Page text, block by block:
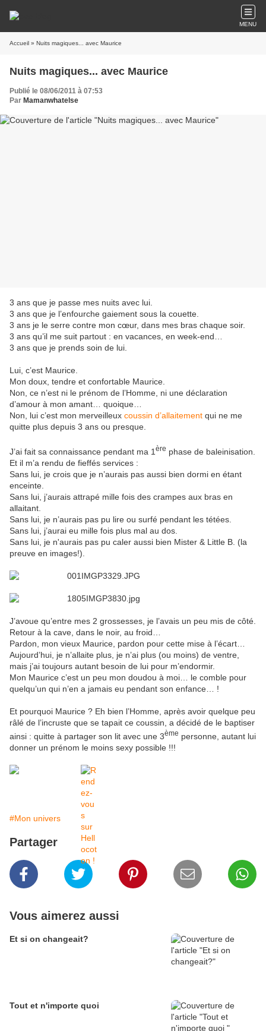
MENU
Accueil » Nuits magiques... avec Maurice
Nuits magiques... avec Maurice
Publié le 08/06/2011 à 07:53
Par Mamanwhatelse
3 ans que je passe mes nuits avec lui.
3 ans que je l’enfourche gaiement sous la couette.
3 ans je le serre contre mon cœur, dans mes bras chaque soir.
3 ans qu’il me suit partout : en vacances, en week-end…
3 ans que je prends soin de lui.
Lui, c’est Maurice.
Mon doux, tendre et confortable Maurice.
Non, ce n’est ni le prénom de l’Homme, ni une déclaration
d’amour à mon amant… quoique…
Non, lui c’est mon merveilleux coussin d’allaitement qui ne me
quitte plus depuis 3 ans ou presque.
J’ai fait sa connaissance pendant ma 1 ère phase de baleinisation.
Et il m’a rendu de fieffés services :
Sans lui, je crois que je n’aurais pas aussi bien dormi en étant
enceinte.
Sans lui, j’aurais attrapé mille fois des crampes aux bras en
allaitant.
Sans lui, je n’aurais pas pu lire ou surfé pendant les tétées.
Sans lui, j’aurai eu mille fois plus mal au dos.
Sans lui, je n'aurais pas pu caler aussi bien Mister & Little B. (la
preuve en images!).
J’avoue qu’entre mes 2 grossesses, je l’avais un peu mis de côté.
Retour à la cave, dans le noir, au froid…
Pardon, mon vieux Maurice, pardon pour cette mise à l’écart…
Aujourd’hui, je n’allaite plus, je n’ai plus (ou moins) de ventre,
mais j’ai toujours autant besoin de lui pour m’endormir.
Mon Maurice c’est un peu mon doudou à moi… le comble pour
quelqu’un qui n’en a jamais eu pendant son enfance… !
Et pourquoi Maurice ? Eh bien l’Homme, après avoir quelque peu
râlé de l’incruste que se tapait ce coussin, a décidé de le baptiser
ainsi : quitte à partager son lit avec une 3ème personne, autant lui
donner un prénom le moins sexy possible !!!
#Mon univers
Partager
Vous aimerez aussi
Et si on changeait?
Tout et n'importe quoi